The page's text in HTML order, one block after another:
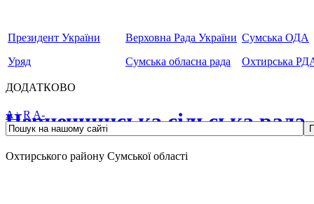
Президент України
Уряд
Верховна Рада України
Сумська обласна рада
Сумська ОДА
Охтирська
ДОДАТКОВО
Чернеччинська сільська рада
Охтирського району Сумської області
A+ RA-